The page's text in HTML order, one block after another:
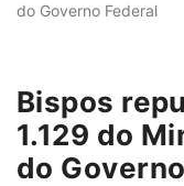
do Governo Federal
Bispos
1.129 do
do